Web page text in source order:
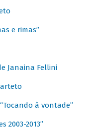
e rimas”
Janaina Fellini
à vontade”
2003-2013”